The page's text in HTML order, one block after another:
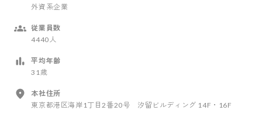
外資系企業
従業員数
4440人
平均年齢
31歳
本社住所
東京都港区海岸1丁目2番20号 汐留ビルディング 14F・16F